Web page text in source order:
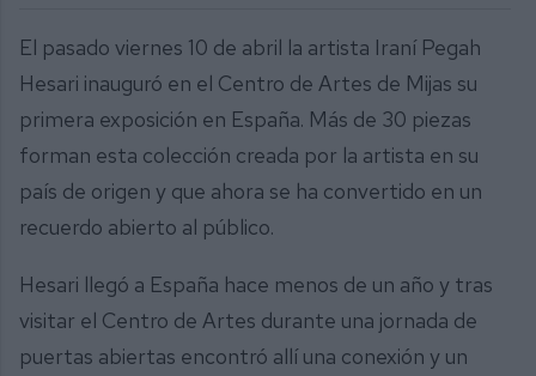
El pasado viernes 10 de abril la artista Iraní Pegah
Hesari inauguró en el Centro de Artes de Mijas su
primera exposición en España. Más de 30 piezas
forman esta colección creada por la artista en su
país de origen y que ahora se ha convertido en un
recuerdo abierto al público.
Hesari llegó a España hace menos de un año y tras
visitar el Centro de Artes durante una jornada de
puertas abiertas encontró allí una conexión y un